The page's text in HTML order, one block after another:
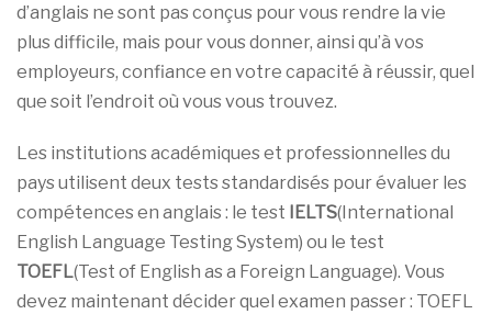
d’anglais ne sont pas conçus pour vous rendre la vie
plus difficile, mais pour vous donner, ainsi qu’à vos
employeurs, confiance en votre capacité à réussir, quel
que soit l’endroit où vous vous trouvez.
Les institutions académiques et professionnelles du
pays utilisent deux tests standardisés pour évaluer les
compétences en anglais : le test IELTS(International
English Language Testing System) ou le test
TOEFL(Test of English as a Foreign Language). Vous
devez maintenant décider quel examen passer : TOEFL